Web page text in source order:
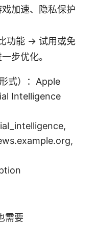
加速、隐私保护
功能 → 试用或免
步优化。
式）：Apple
Intelligence
需要